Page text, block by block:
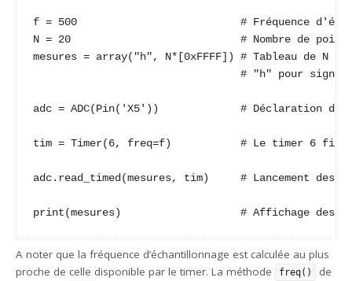
f = 500                          # Fréquence
N = 20                           # Nombre de
mesures = array("h", N*[0xFFFF]) # Tableau de N
# "h" pour signed
adc = ADC(Pin('X5'))             # Déclaration du
tim = Timer(6, freq=f)           # Le timer 6 fixe
adc.read_timed(mesures, tim)     # Lancement des
print(mesures)                   # Affichage des
A noter que la fréquence d’échantillonnage est calculée au plus
proche de celle disponible par le timer. La méthode
freq()
de